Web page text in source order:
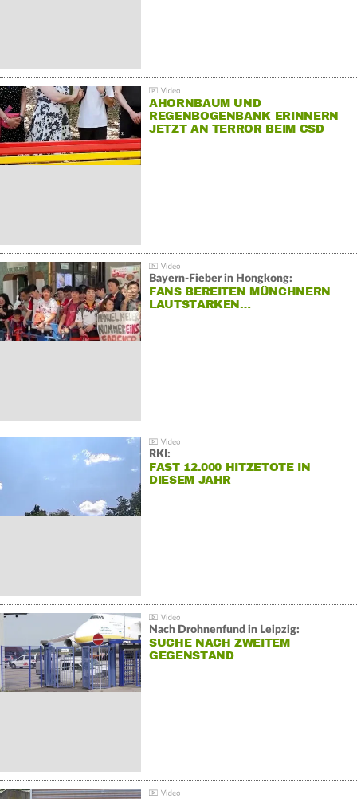
AHORNBAUM UND
REGENBOGENBANK ERINNERN
JETZT AN TERROR BEIM CSD
Bayern-Fieber in Hongkong:
FANS BEREITEN MÜNCHNERN
LAUTSTARKEN…
RKI:
FAST 12.000 HITZETOTE IN
DIESEM JAHR
Nach Drohnenfund in Leipzig:
SUCHE NACH ZWEITEM
GEGENSTAND